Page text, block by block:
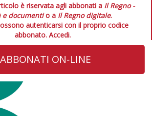
è riservata agli abbonati a Il Regno -
e documentio a Il Regno digitale.
autenticarsi con il proprio codice
abbonato. Accedi.
ABBONATI ON-LINE